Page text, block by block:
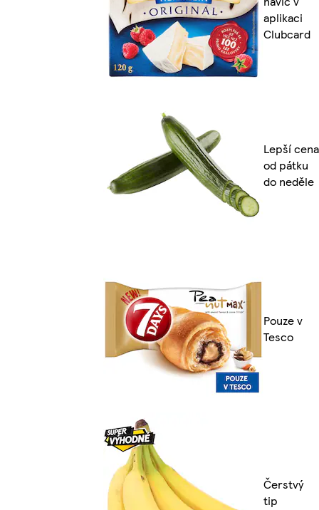
aplikaci
Clubcard
Lepší cena
od pátku
do neděle
Pouze v
Tesco
Čerstvý
tip